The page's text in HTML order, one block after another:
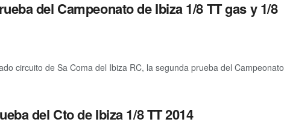
del Campeonato de Ibiza 1/8 TT gas y 1/8
circuito de Sa Coma del Ibiza RC, la segunda prueba del Campeonato
del Cto de Ibiza 1/8 TT 2014